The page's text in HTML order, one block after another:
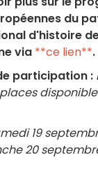
du
d'histoire
via **ce lien**.
participation :
19
20